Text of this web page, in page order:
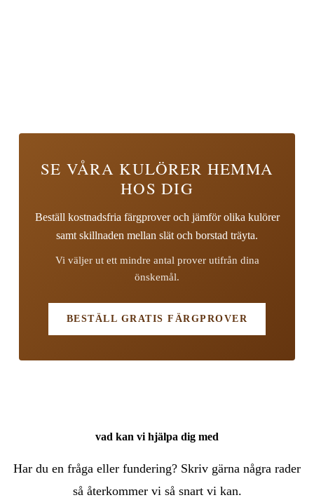
SE VÅRA KULÖRER HEMMA
HOS DIG
Beställ kostnadsfria färgprover och jämför olika kulörer
samt skillnaden mellan slät och borstad träyta.
Vi väljer ut ett mindre antal prover utifrån dina
önskemål.
BESTÄLL GRATIS FÄRGPROVER
vad kan vi hjälpa dig med
Har du en fråga eller fundering? Skriv gärna några rader
så återkommer vi så snart vi kan.